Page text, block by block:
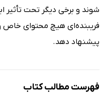
شوند و برخی دیگر تحت
فریبنده‌ای هیچ محتوای خاص
پیشنهاد دهد.
فهرست مطالب کتاب